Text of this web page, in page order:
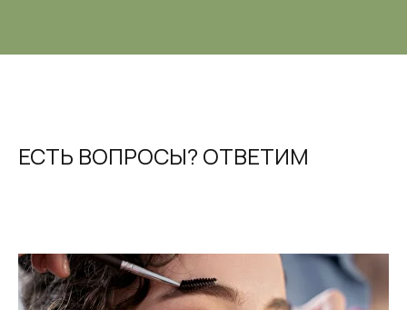
ЕСТЬ ВОПРОСЫ? ОТВЕТИМ